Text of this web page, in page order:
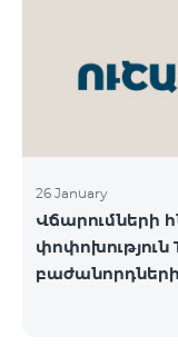
Team Telecom
պայմանները
26 January
Վճարումների
փոփոխություն